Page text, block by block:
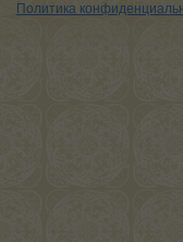
Политика